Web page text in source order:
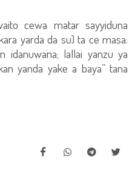
cewa matar sayyiduna
yarda da su) ta ce masa:
idanuwana; lallai yanzu ya
yanda yake a baya” tana